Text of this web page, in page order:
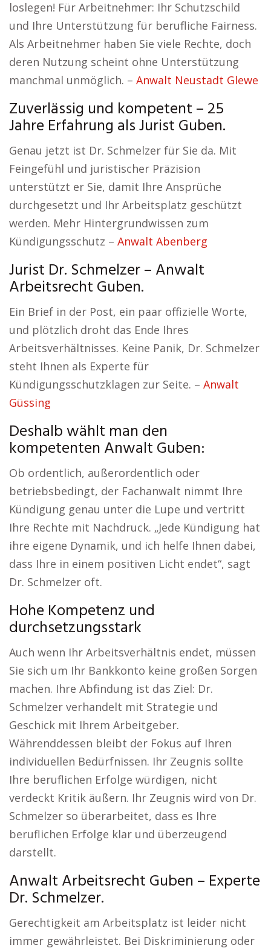
loslegen! Für Arbeitnehmer: Ihr Schutzschild
und Ihre Unterstützung für berufliche Fairness.
Als Arbeitnehmer haben Sie viele Rechte, doch
deren Nutzung scheint ohne Unterstützung
manchmal unmöglich. – Anwalt Neustadt Glewe
Zuverlässig und kompetent – 25
Jahre Erfahrung als Jurist Guben.
Genau jetzt ist Dr. Schmelzer für Sie da. Mit
Feingefühl und juristischer Präzision
unterstützt er Sie, damit Ihre Ansprüche
durchgesetzt und Ihr Arbeitsplatz geschützt
werden. Mehr Hintergrundwissen zum
Kündigungsschutz – Anwalt Abenberg
Jurist Dr. Schmelzer – Anwalt
Arbeitsrecht Guben.
Ein Brief in der Post, ein paar offizielle Worte,
und plötzlich droht das Ende Ihres
Arbeitsverhältnisses. Keine Panik, Dr. Schmelzer
steht Ihnen als Experte für
Kündigungsschutzklagen zur Seite. – Anwalt
Güssing
Deshalb wählt man den
kompetenten Anwalt Guben:
Ob ordentlich, außerordentlich oder
betriebsbedingt, der Fachanwalt nimmt Ihre
Kündigung genau unter die Lupe und vertritt
Ihre Rechte mit Nachdruck. „Jede Kündigung hat
ihre eigene Dynamik, und ich helfe Ihnen dabei,
dass Ihre in einem positiven Licht endet“, sagt
Dr. Schmelzer oft.
Hohe Kompetenz und
durchsetzungsstark
Auch wenn Ihr Arbeitsverhältnis endet, müssen
Sie sich um Ihr Bankkonto keine großen Sorgen
machen. Ihre Abfindung ist das Ziel: Dr.
Schmelzer verhandelt mit Strategie und
Geschick mit Ihrem Arbeitgeber.
Währenddessen bleibt der Fokus auf Ihren
individuellen Bedürfnissen. Ihr Zeugnis sollte
Ihre beruflichen Erfolge würdigen, nicht
verdeckt Kritik äußern. Ihr Zeugnis wird von Dr.
Schmelzer so überarbeitet, dass es Ihre
beruflichen Erfolge klar und überzeugend
darstellt.
Anwalt Arbeitsrecht Guben – Experte
Dr. Schmelzer.
Gerechtigkeit am Arbeitsplatz ist leider nicht
immer gewährleistet. Bei Diskriminierung oder